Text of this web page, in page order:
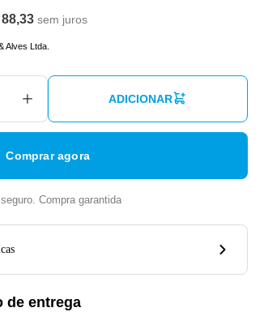
88,33 sem juros
Alves Ltda.
ADICIONAR
Comprar agora
Compra garantida
de entrega